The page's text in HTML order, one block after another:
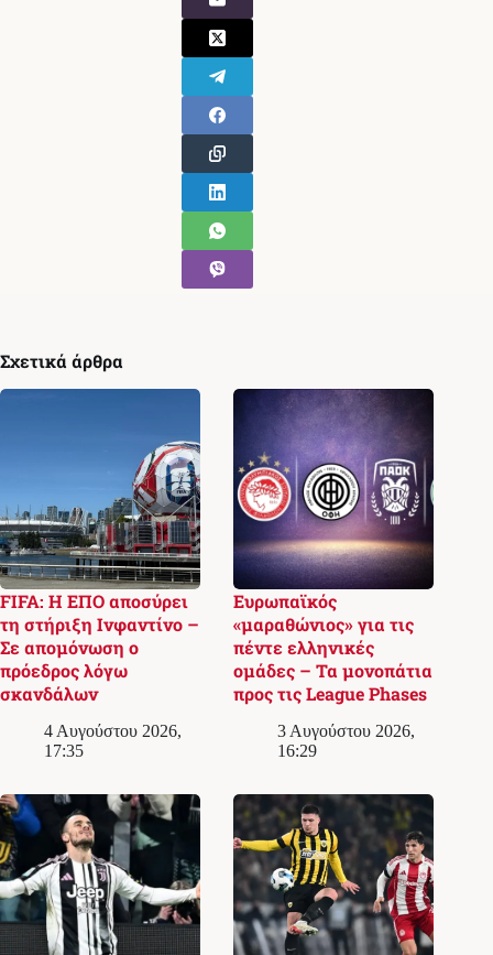
Σχετικά άρθρα
FIFA: Η ΕΠΟ αποσύρει
τη στήριξη Ινφαντίνο –
Σε απομόνωση ο
πρόεδρος λόγω
σκανδάλων
4 Αυγούστου 2026,
17:35
Ευρωπαϊκός
«μαραθώνιος» για τις
πέντε ελληνικές
ομάδες – Τα μονοπάτια
προς τις League Phases
3 Αυγούστου 2026,
16:29